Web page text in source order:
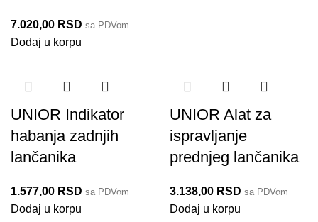
7.020,00 RSD sa PDVom
Dodaj u korpu
1722/2BI
UNIOR Indikator
habanja zadnjih
lančanika
1.577,00 RSD sa PDVom
Dodaj u korpu
1658/2P
UNIOR Alat za
ispravljanje
prednjeg lančanika
3.138,00 RSD sa PDVom
Dodaj u korpu
1667/2